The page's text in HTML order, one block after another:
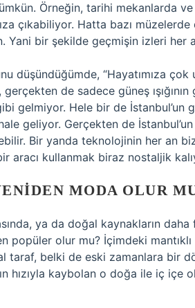
Örneğin, tarihi mekanlarda
çıkabiliyor. Hatta bazı müzelerde
bir şekilde geçmişin izleri her
düşündüğümde, “Hayatımıza çok
de sadece güneş
gelmiyor. Hele bir de İstanbul’un
geliyor. Gerçekten de İstanbul’un
Bir yanda teknolojinin her an
aracı kullanmak biraz nostaljik
MODA OLUR
ya da doğal kaynakların
popüler olur mu? İçimdeki
taraf, belki de eski zamanlara bir
hızıyla kaybolan o doğa ile iç içe